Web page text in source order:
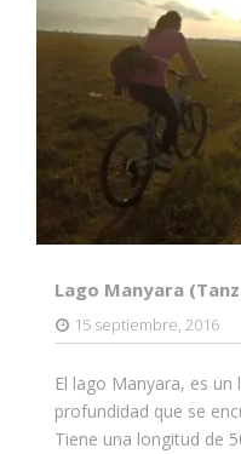
Lago Manyara
15 septiembre, 2016
El lago Manyara, es
profundidad que se
Tiene una longitud de